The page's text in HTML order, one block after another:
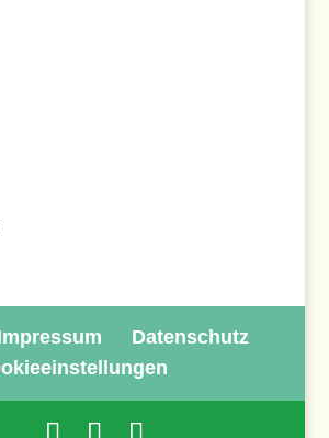
Datenschutz